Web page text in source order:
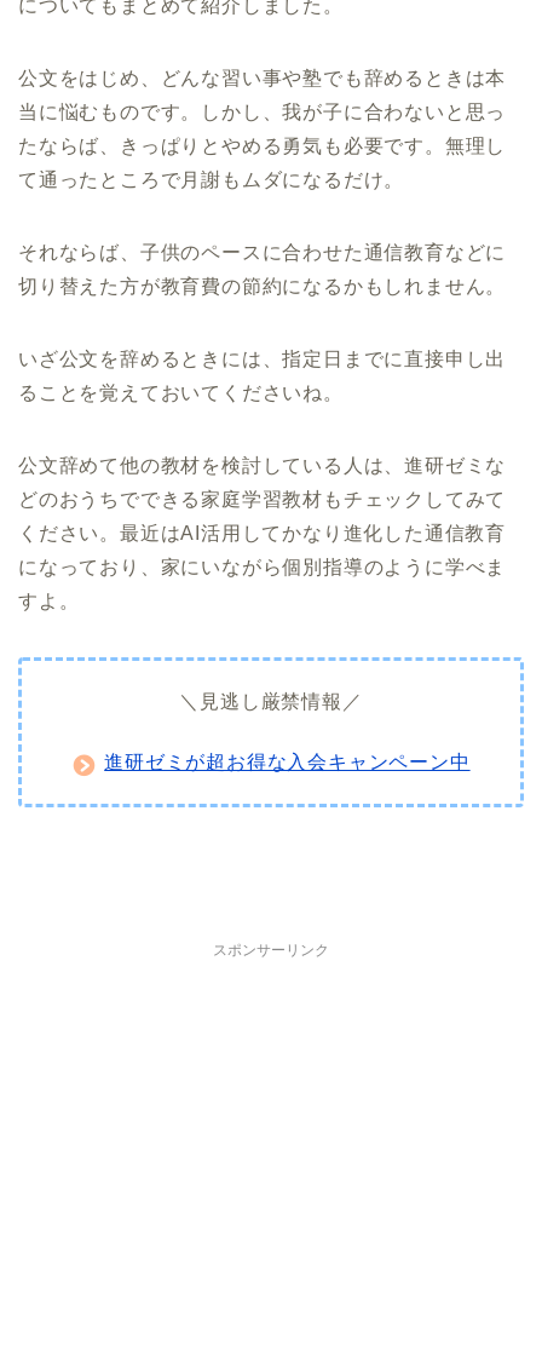
についてもまとめて紹介しました。
公文をはじめ、どんな習い事や塾でも辞めるときは本
当に悩むものです。しかし、我が子に合わないと思っ
たならば、きっぱりとやめる勇気も必要です。無理し
て通ったところで月謝もムダになるだけ。
それならば、子供のペースに合わせた通信教育などに
切り替えた方が教育費の節約になるかもしれません。
いざ公文を辞めるときには、指定日までに直接申し出
ることを覚えておいてくださいね。
公文辞めて他の教材を検討している人は、進研ゼミな
どのおうちでできる家庭学習教材もチェックしてみて
ください。最近はAI活用してかなり進化した通信教育
になっており、家にいながら個別指導のように学べま
すよ。
＼見逃し厳禁情報／
進研ゼミが超お得な入会キャンペーン中
スポンサーリンク